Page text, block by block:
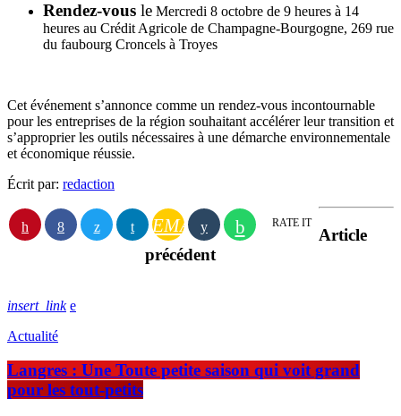
Rendez-vous le Mercredi 8 octobre de 9 heures à 14
heures au Crédit Agricole de Champagne-Bourgogne, 269 rue
du faubourg Croncels à Troyes
Cet événement s’annonce comme un rendez-vous incontournable
pour les entreprises de la région souhaitant accélérer leur transition et
s’approprier les outils nécessaires à une démarche environnementale
et économique réussie.
Écrit par: redaction
EMAIL RATE IT
Article
précédent
insert_link
Actualité
Langres : Une Toute petite saison qui voit grand
pour les tout-petits